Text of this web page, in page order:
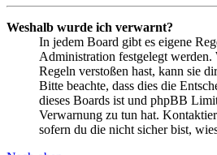
Weshalb wurde ich verwarnt?
In jedem Board gibt es eigene
Administration festgelegt werden.
Regeln verstoßen hast, kann sie
Bitte beachte, dass dies die
dieses Boards ist und phpBB
Verwarnung zu tun hat.
sofern du die nicht sicher bist,